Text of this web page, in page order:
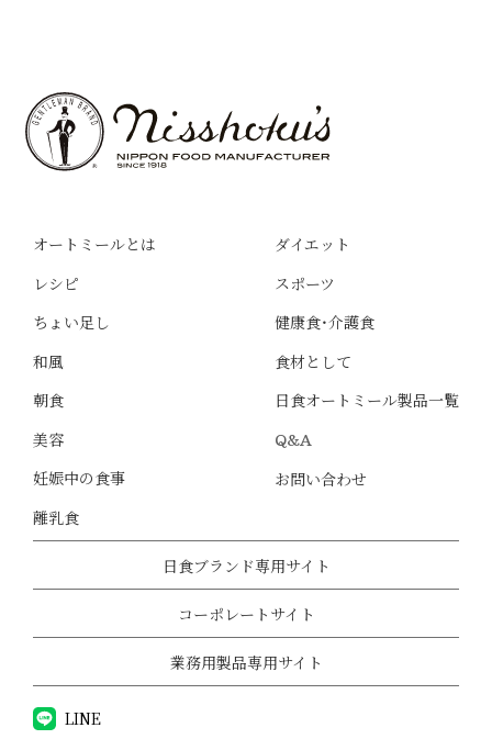
オートミールとは
レシピ
ちょい足し
和風
朝食
美容
妊娠中の食事
離乳食
ダイエット
スポーツ
健康食・介護食
食材として
日食オートミール製品一覧
Q&A
お問い合わせ
日食ブランド専用サイト
コーポレートサイト
業務用製品専用サイト
LINE